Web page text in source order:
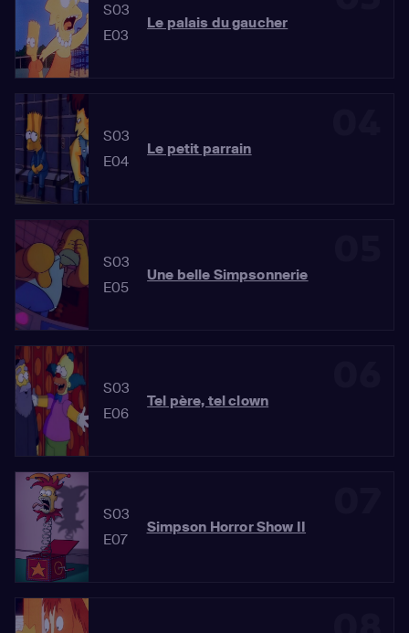
S03
E03
Le palais du gaucher
S03
E04
Le petit parrain
S03
E05
Une belle Simpsonnerie
S03
E06
Tel père, tel clown
S03
E07
Simpson Horror Show II